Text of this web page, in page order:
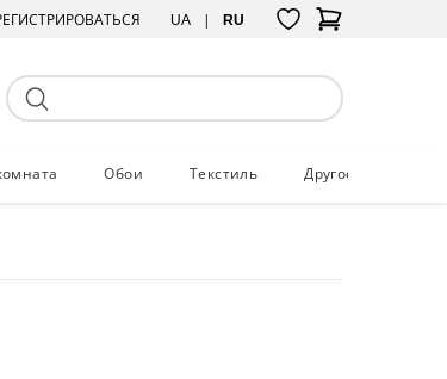
UA RU
Обои Текстиль Другое